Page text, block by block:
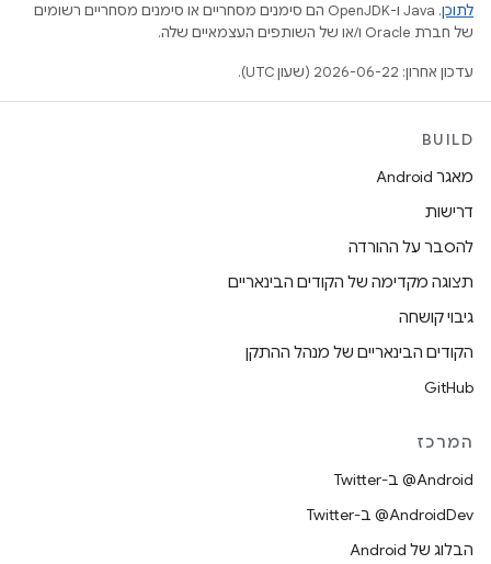
לתוכן
.‏ Java ו-OpenJDK הם סימנים מסחריים או סימנים מסחריים רשומים
של חברת Oracle ו/או של השותפים העצמאיים שלה.
עדכון אחרון: 2026-06-22 (שעון UTC).
BUILD
מאגר Android
דרישות
להסבר על ההורדה
תצוגה מקדימה של הקודים הבינאריים
גיבוי קושחה
הקודים הבינאריים של מנהל ההתקן
GitHub
המרכז
‎@Android ב-Twitter
‎@AndroidDev ב-Twitter
הבלוג של Android